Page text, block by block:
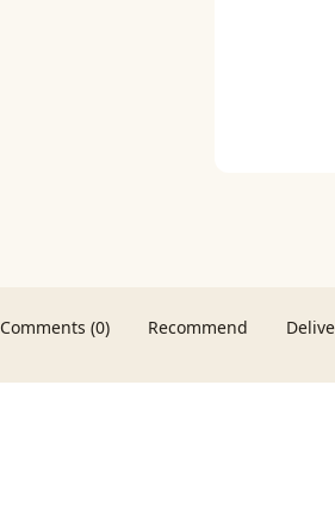
Comments (0) Recommend